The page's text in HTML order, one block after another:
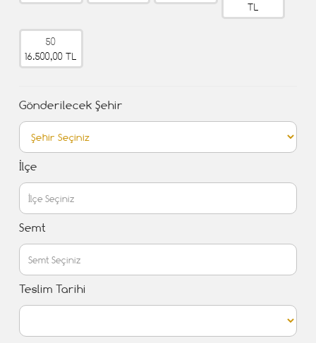
TL
50
16.500,00 TL
Gönderilecek Şehir
İlçe
Semt
Teslim Tarihi